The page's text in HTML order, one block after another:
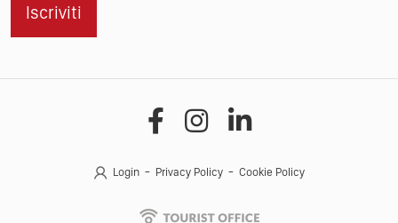
Iscriviti
Login Privacy Policy Cookie Policy